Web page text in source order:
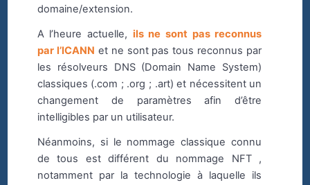
domaine/extension.
A l’heure actuelle, ils ne sont pas reconnus
par l’ICANN et ne sont pas tous reconnus par
les résolveurs DNS (Domain Name System)
classiques (.com ; .org ; .art) et nécessitent un
changement de paramètres afin d’être
intelligibles par un utilisateur.
Néanmoins, si le nommage classique connu
de tous est différent du nommage NFT ,
notamment par la technologie à laquelle ils